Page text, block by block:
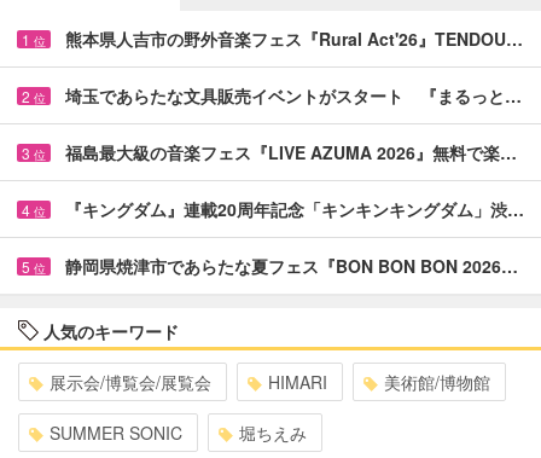
1 位 熊本県人吉市の野外音楽フェス『Rural Act'26』TENDOU…
2 位 埼玉であらたな文具販売イベントがスタート 『まるっと…
3 位 福島最大級の音楽フェス『LIVE AZUMA 2026』無料で楽…
4 位 『キングダム』連載20周年記念「キンキンキングダム」渋…
5 位 静岡県焼津市であらたな夏フェス『BON BON BON 2026…
人気のキーワード
展示会/博覧会/展覧会 HIMARI 美術館/博物館
SUMMER SONIC 堀ちえみ